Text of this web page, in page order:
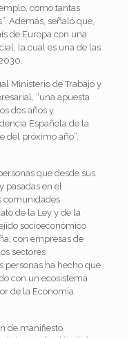
como tantas
Además, señaló que,
de Europa con una
la cual es una de las
Ministerio de Trabajo y
“una apuesta
dos años y
Española de la
del próximo año”,
que desde sus
pasadas en el
comunidades
de la Ley y de la
socioeconómico
con empresas de
sectores
personas ha hecho que
con un ecosistema
de la Economía
de manifiesto